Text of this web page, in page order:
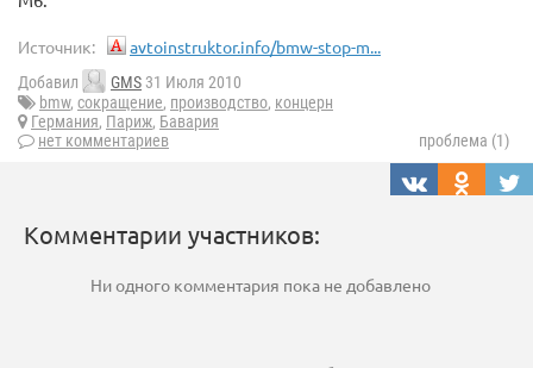
Источник: avtoinstruktor.info/bmw-stop-m...
Добавил GMS 31 Июля 2010
bmw, сокращение, производство, концерн
Германия, Париж, Бавария
нет комментариев
проблема (1)
Комментарии участников:
Ни одного комментария пока не добавлено